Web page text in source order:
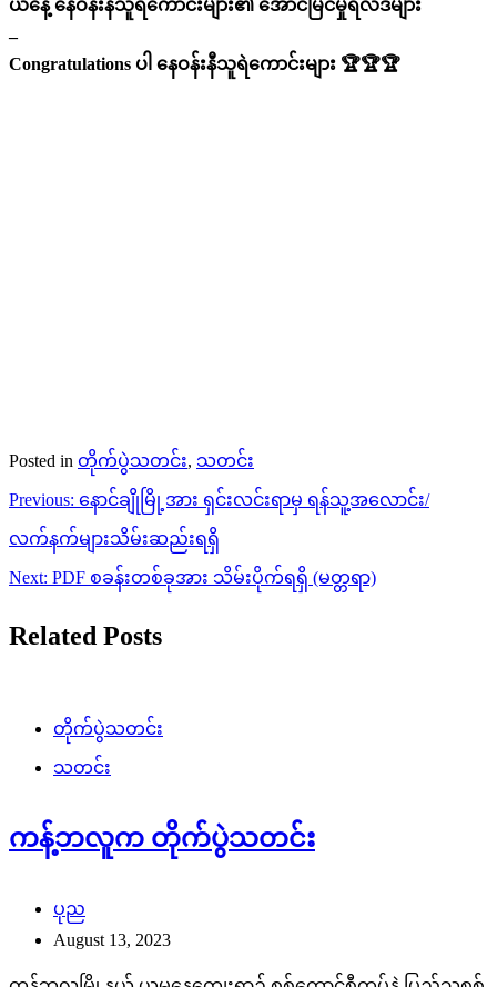
ယနေ့ နေဝန်းနီသူရဲကောင်းများ၏ အောင်မြင်မှုရလဒ်များ
–
Congratulations ပါ နေဝန်းနီသူရဲကောင်းများ 🏆🏆🏆
Posted in တိုက်ပွဲသတင်း, သတင်း
Post
navigation
Previous: နောင်ချိုမြို့အား ရှင်းလင်းရာမှ ရန်သူ့အလောင်း/
လက်နက်များသိမ်းဆည်းရရှိ
Next: PDF စခန်းတစ်ခုအား သိမ်းပိုက်ရရှိ (မတ္တရာ)
Related Posts
တိုက်ပွဲသတင်း
သတင်း
ကန့်ဘလူက တိုက်ပွဲသတင်း
ပုည
August 13, 2023